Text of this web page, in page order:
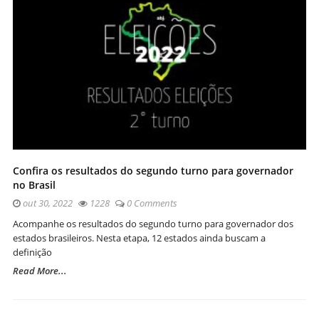
Confira os resultados do segundo turno para governador
no Brasil
out 30, 2022 1228
0 Comments
Acompanhe os resultados do segundo turno para governador dos
estados brasileiros. Nesta etapa, 12 estados ainda buscam a
definição
Read More...